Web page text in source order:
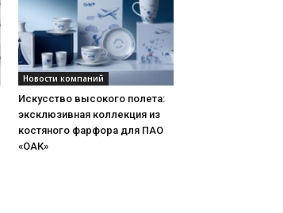
Новости компаний
Искусство высокого полета:
эксклюзивная коллекция из
костяного фарфора для ПАО
«ОАК»